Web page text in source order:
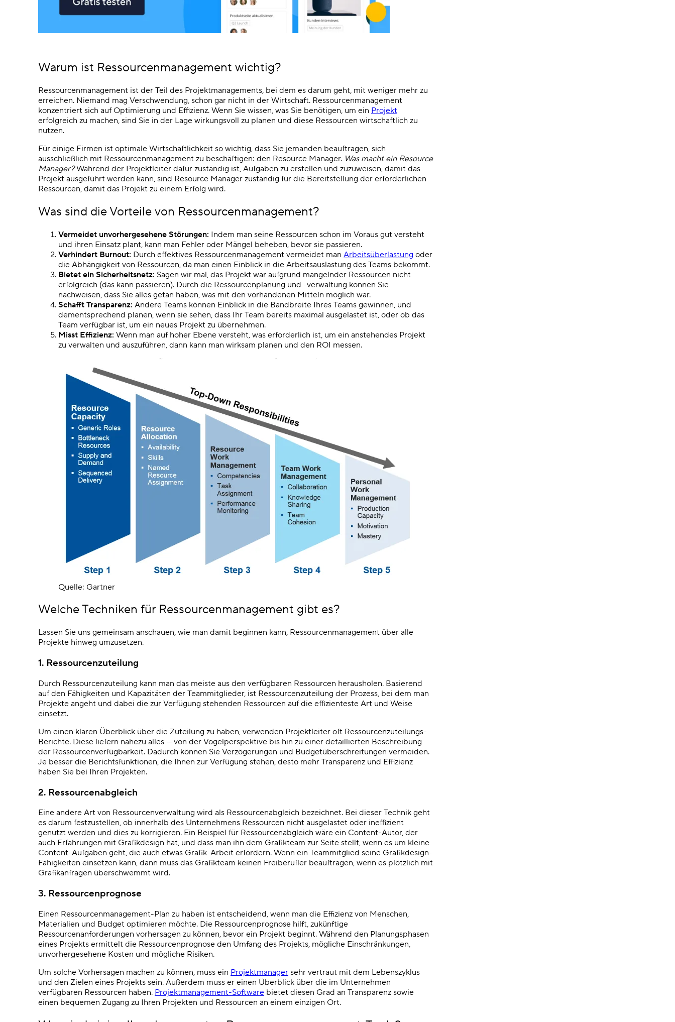
Warum ist Ressourcenmanagement wichtig?
Ressourcenmanagement ist der Teil des Projektmanagements, bei dem es darum geht, mit weniger mehr zu
erreichen. Niemand mag Verschwendung, schon gar nicht in der Wirtschaft. Ressourcenmanagement
konzentriert sich auf Optimierung und Effizienz. Wenn Sie wissen, was Sie benötigen, um ein Projekt
erfolgreich zu machen, sind Sie in der Lage wirkungsvoll zu planen und diese Ressourcen wirtschaftlich zu
nutzen.
Für einige Firmen ist optimale Wirtschaftlichkeit so wichtig, dass Sie jemanden beauftragen, sich
ausschließlich mit Ressourcenmanagement zu beschäftigen: den Resource Manager. Was macht ein Resource
Manager?Während der Projektleiter dafür zuständig ist, Aufgaben zu erstellen und zuzuweisen, damit das
Projekt ausgeführt werden kann, sind Resource Manager zuständig für die Bereitstellung der erforderlichen
Ressourcen, damit das Projekt zu einem Erfolg wird.
Was sind die Vorteile von Ressourcenmanagement?
Vermeidet unvorhergesehene Störungen: Indem man seine Ressourcen schon im Voraus gut versteht
und ihren Einsatz plant, kann man Fehler oder Mängel beheben, bevor sie passieren.
Verhindert Burnout: Durch effektives Ressourcenmanagement vermeidet man Arbeitsüberlastung oder
die Abhängigkeit von Ressourcen, da man einen Einblick in die Arbeitsauslastung des Teams bekommt.
Bietet ein Sicherheitsnetz: Sagen wir mal, das Projekt war aufgrund mangelnder Ressourcen nicht
erfolgreich (das kann passieren). Durch die Ressourcenplanung und -verwaltung können Sie
nachweisen, dass Sie alles getan haben, was mit den vorhandenen Mitteln möglich war.
Schafft Transparenz: Andere Teams können Einblick in die Bandbreite Ihres Teams gewinnen, und
dementsprechend planen, wenn sie sehen, dass Ihr Team bereits maximal ausgelastet ist, oder ob das
Team verfügbar ist, um ein neues Projekt zu übernehmen.
Misst Effizienz: Wenn man auf hoher Ebene versteht, was erforderlich ist, um ein anstehendes Projekt
zu verwalten und auszuführen, dann kann man wirksam planen und den ROI messen.
Quelle: Gartner
Welche Techniken für Ressourcenmanagement gibt es?
Lassen Sie uns gemeinsam anschauen, wie man damit beginnen kann, Ressourcenmanagement über alle
Projekte hinweg umzusetzen.
1. Ressourcenzuteilung
Durch Ressourcenzuteilung kann man das meiste aus den verfügbaren Ressourcen herausholen. Basierend
auf den Fähigkeiten und Kapazitäten der Teammitglieder, ist Ressourcenzuteilung der Prozess, bei dem man
Projekte angeht und dabei die zur Verfügung stehenden Ressourcen auf die effizienteste Art und Weise
einsetzt.
Um einen klaren Überblick über die Zuteilung zu haben, verwenden Projektleiter oft Ressourcenzuteilungs-
Berichte. Diese liefern nahezu alles — von der Vogelperspektive bis hin zu einer detaillierten Beschreibung
der Ressourcenverfügbarkeit. Dadurch können Sie Verzögerungen und Budgetüberschreitungen vermeiden.
Je besser die Berichtsfunktionen, die Ihnen zur Verfügung stehen, desto mehr Transparenz und Effizienz
haben Sie bei Ihren Projekten.
2. Ressourcenabgleich
Eine andere Art von Ressourcenverwaltung wird als Ressourcenabgleich bezeichnet. Bei dieser Technik geht
es darum festzustellen, ob innerhalb des Unternehmens Ressourcen nicht ausgelastet oder ineffizient
genutzt werden und dies zu korrigieren. Ein Beispiel für Ressourcenabgleich wäre ein Content-Autor, der
auch Erfahrungen mit Grafikdesign hat, und dass man ihn dem Grafikteam zur Seite stellt, wenn es um kleine
Content-Aufgaben geht, die auch etwas Grafik-Arbeit erfordern. Wenn ein Teammitglied seine Grafikdesign-
Fähigkeiten einsetzen kann, dann muss das Grafikteam keinen Freiberufler beauftragen, wenn es plötzlich mit
Grafikanfragen überschwemmt wird.
3. Ressourcenprognose
Einen Ressourcenmanagement-Plan zu haben ist entscheidend, wenn man die Effizienz von Menschen,
Materialien und Budget optimieren möchte. Die Ressourcenprognose hilft, zukünftige
Ressourcenanforderungen vorhersagen zu können, bevor ein Projekt beginnt. Während den Planungsphasen
eines Projekts ermittelt die Ressourcenprognose den Umfang des Projekts, mögliche Einschränkungen,
unvorhergesehene Kosten und mögliche Risiken.
Um solche Vorhersagen machen zu können, muss ein Projektmanager sehr vertraut mit dem Lebenszyklus
und den Zielen eines Projekts sein. Außerdem muss er einen Überblick über die im Unternehmen
verfügbaren Ressourcen haben. Projektmanagement-Software bietet diesen Grad an Transparenz sowie
einen bequemen Zugang zu Ihren Projekten und Ressourcen an einem einzigen Ort.